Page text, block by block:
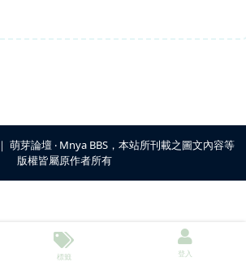
｜ 萌芽論壇 ‧ Mnya BBS，本站所刊載之圖文內容等
版權皆屬原作者所有
標籤 登入